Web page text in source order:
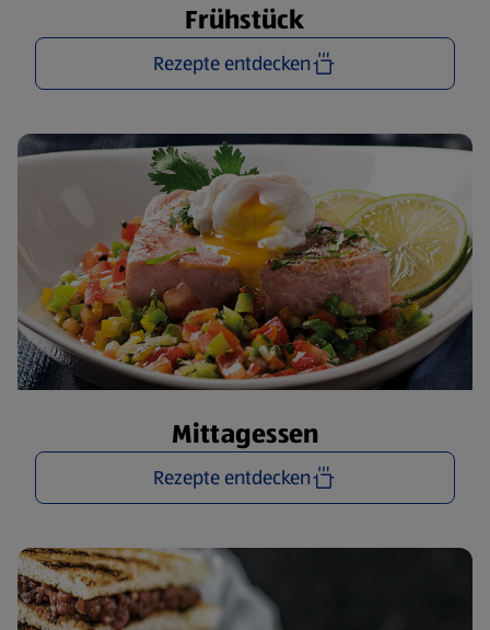
Frühstück
Rezepte entdecken
Mittagessen
Rezepte entdecken